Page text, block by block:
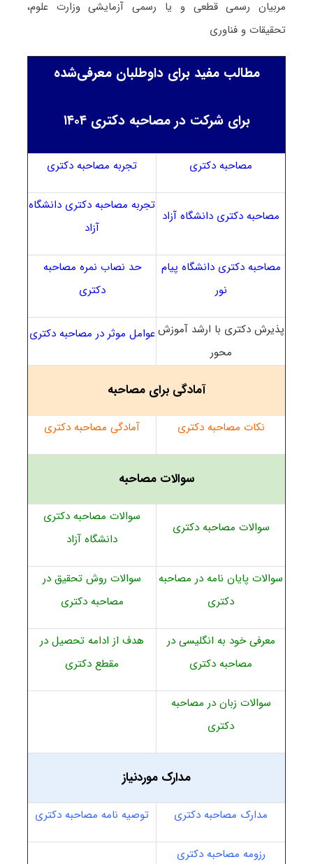
مربیان رسمی قطعی و یا رسمی آزمایشی وزارت علوم،
تحقیقات و فناوری
مطالب مفید برای داوطلبان معرفی‌شده
برای شرکت در مصاحبه دکتری ۱۴۰۴
مصاحبه دکتری تجربه مصاحبه دکتری
مصاحبه دکتری دانشگاه آزاد
تجربه مصاحبه دکتری دانشگاه
آزاد
مصاحبه دکتری دانشگاه پیام
نور
حد نصاب نمره مصاحبه
دکتری
پذیرش دکتری با ارشد آموزش
محور
عوامل موثر در مصاحبه دکتری
آمادگی برای مصاحبه
نکات مصاحبه دکتری آمادگی مصاحبه دکتری
سوالات مصاحبه
سوالات مصاحبه دکتری
سوالات مصاحبه دکتری
دانشگاه آزاد
سوالات پایان نامه در مصاحبه
دکتری
سوالات روش تحقیق در
مصاحبه دکتری
معرفی خود به انگلیسی در
مصاحبه دکتری
هدف از ادامه تحصیل در
مقطع دکتری
سوالات زبان در مصاحبه
دکتری
مدارک موردنیاز
مدارک مصاحبه دکتری توصیه نامه مصاحبه دکتری
رزومه مصاحبه دکتری